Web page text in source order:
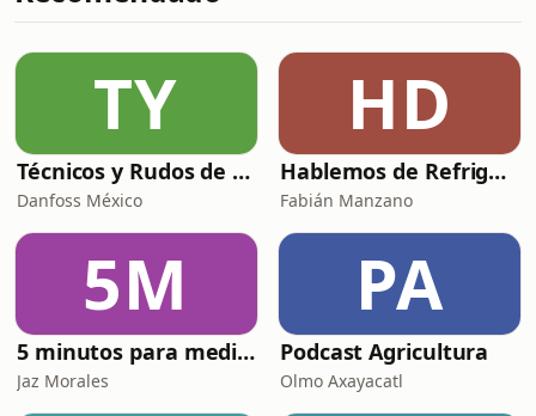
emociones y conductas, y cómo, sin
los valores del Reino de
Dios.Analizamos cómo la música
contemporánea muchas veces
normaliza
TY
Técnicos y Rudos de la Refrigeración
Danfoss México
HD
Hablemos de Refrigeración con Quimobásicos
Fabián Manzano
5M
5 minutos para meditar con Dios
Jaz Morales
PA
Podcast Agricultura
Olmo Axayacatl